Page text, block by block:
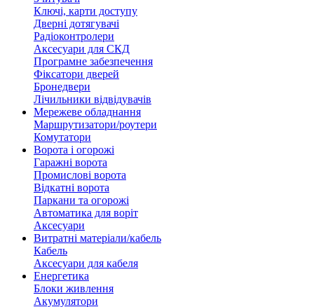
Ключі, карти доступу
Дверні дотягувачі
Радіоконтролери
Аксесуари для СКД
Програмне забезпечення
Фіксатори дверей
Бронедвери
Лічильники відвідувачів
Мережеве обладнання
Маршрутизатори/роутери
Комутатори
Ворота і огорожі
Гаражні ворота
Промислові ворота
Відкатні ворота
Паркани та огорожі
Автоматика для воріт
Аксесуари
Витратні матеріали/кабель
Кабель
Аксесуари для кабеля
Енергетика
Блоки живлення
Акумулятори